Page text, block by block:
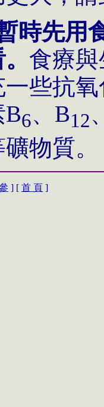
時先用
食療
些抗
B6、 B12
物質。
] [ 首 頁 ]